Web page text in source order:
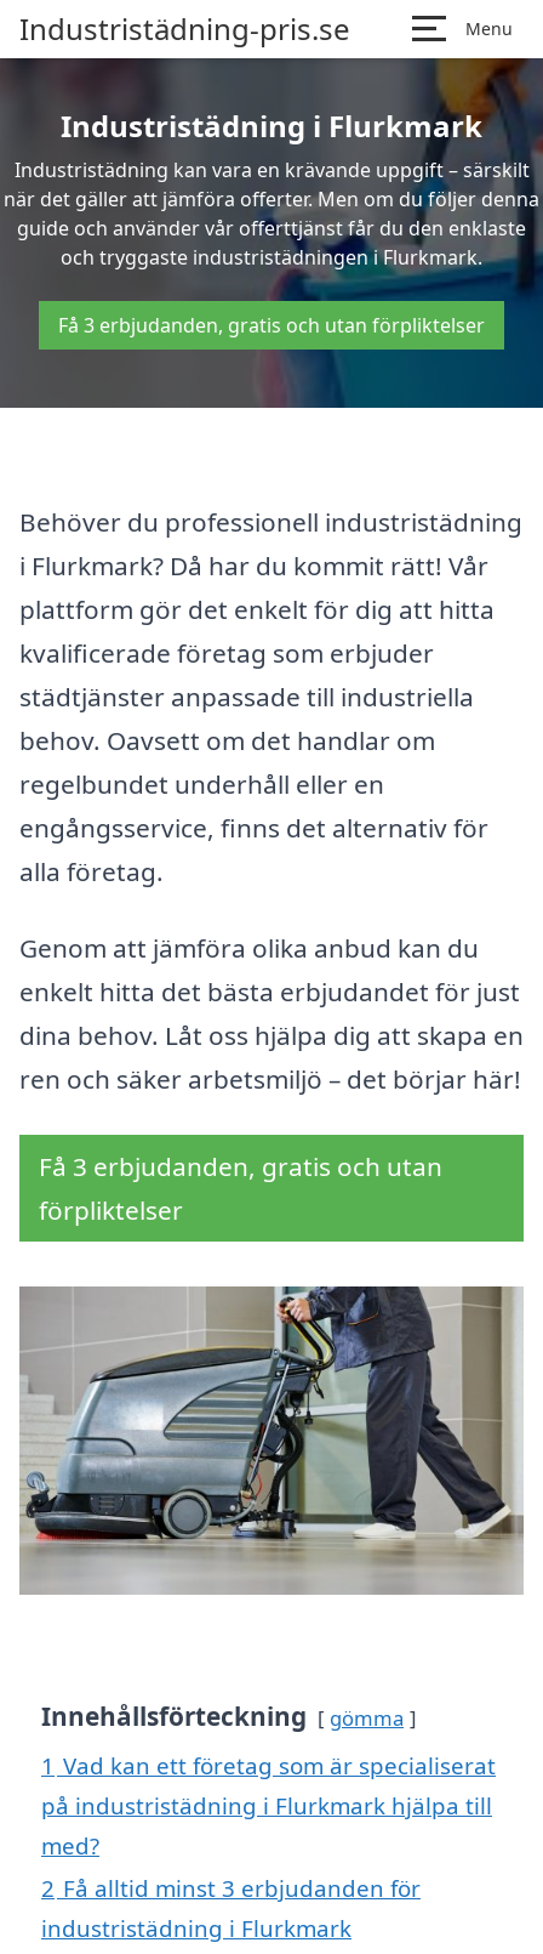
Industristädning-pris.se Menu
Industristädning i Flurkmark
Industristädning kan vara en krävande uppgift – särskilt
när det gäller att jämföra offerter. Men om du följer denna
guide och använder vår offerttjänst får du den enklaste
och tryggaste industristädningen i Flurkmark.
Få 3 erbjudanden, gratis och utan förpliktelser
Behöver du professionell industristädning
i Flurkmark? Då har du kommit rätt! Vår
plattform gör det enkelt för dig att hitta
kvalificerade företag som erbjuder
städtjänster anpassade till industriella
behov. Oavsett om det handlar om
regelbundet underhåll eller en
engångsservice, finns det alternativ för
alla företag.
Genom att jämföra olika anbud kan du
enkelt hitta det bästa erbjudandet för just
dina behov. Låt oss hjälpa dig att skapa en
ren och säker arbetsmiljö – det börjar här!
Få 3 erbjudanden, gratis och utan
förpliktelser
Innehållsförteckning gömma
1 Vad kan ett företag som är specialiserat
på industristädning i Flurkmark hjälpa till
med?
2 Få alltid minst 3 erbjudanden för
industristädning i Flurkmark